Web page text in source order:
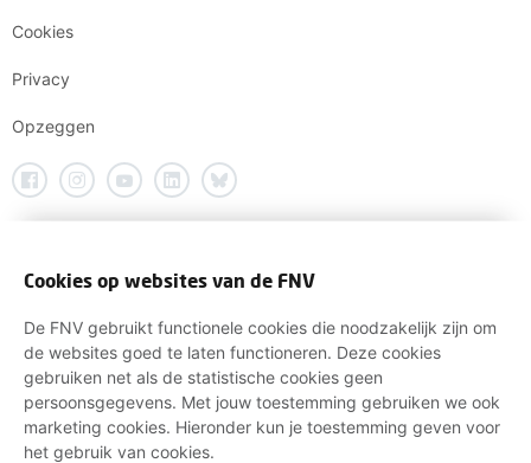
Cookies
Privacy
Opzeggen
Cookies op websites van de FNV
De FNV gebruikt functionele cookies die noodzakelijk zijn om
de websites goed te laten functioneren. Deze cookies
gebruiken net als de statistische cookies geen
persoonsgegevens. Met jouw toestemming gebruiken we ook
marketing cookies. Hieronder kun je toestemming geven voor
het gebruik van cookies.